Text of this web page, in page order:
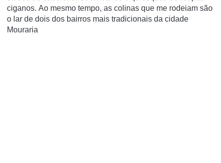
ciganos. Ao mesmo tempo, as colinas que me rodeiam são
o lar de dois dos bairros mais tradicionais da cidade
Mouraria